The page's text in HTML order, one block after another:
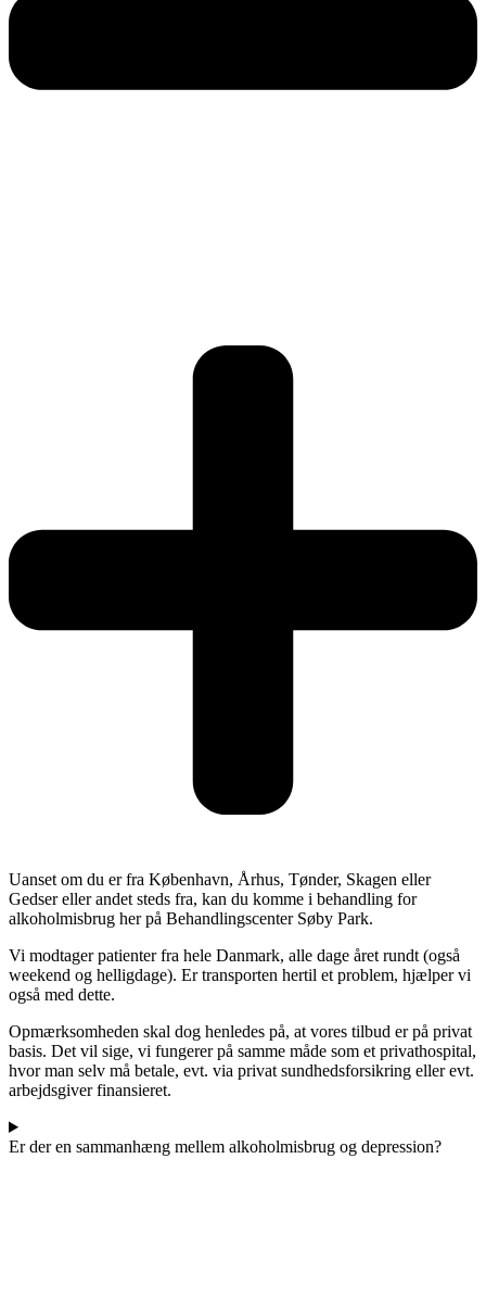
Uanset om du er fra København, Århus, Tønder, Skagen eller
Gedser eller andet steds fra, kan du komme i behandling for
alkoholmisbrug her på Behandlingscenter Søby Park.
Vi modtager patienter fra hele Danmark, alle dage året rundt (også
weekend og helligdage). Er transporten hertil et problem, hjælper vi
også med dette.
Opmærksomheden skal dog henledes på, at vores tilbud er på privat
basis. Det vil sige, vi fungerer på samme måde som et privathospital,
hvor man selv må betale, evt. via privat sundhedsforsikring eller evt.
arbejdsgiver finansieret.
Er der en sammanhæng mellem alkoholmisbrug og depression?